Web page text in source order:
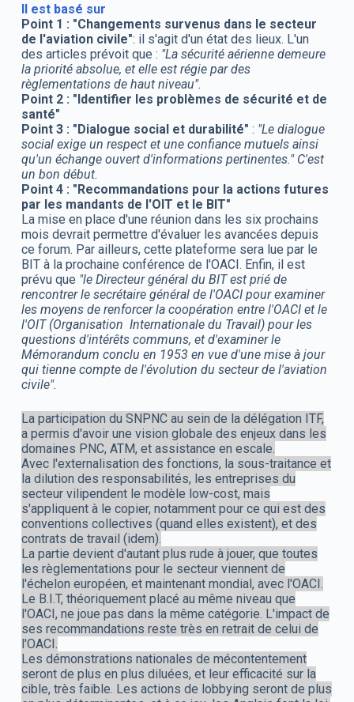
Il est basé sur
Point 1 : "Changements survenus dans le secteur
de l'aviation civile": il s'agit d'un état des lieux. L'un
des articles prévoit que : "La sécurité aérienne demeure
la priorité absolue, et elle est régie par des
règlementations de haut niveau".
Point 2 : "Identifier les problèmes de sécurité et de
santé"
Point 3 : "Dialogue social et durabilité" : "Le dialogue
social exige un respect et une confiance mutuels ainsi
qu'un échange ouvert d'informations pertinentes." C'est
un bon début.
Point 4 : "Recommandations pour la actions futures
par les mandants de l'OIT et le BIT"
La mise en place d'une réunion dans les six prochains
mois devrait permettre d'évaluer les avancées depuis
ce forum. Par ailleurs, cette plateforme sera lue par le
BIT à la prochaine conférence de l'OACI. Enfin, il est
prévu que "le Directeur général du BIT est prié de
rencontrer le secrétaire général de l'OACI pour examiner
les moyens de renforcer la coopération entre l'OACI et le
l'OIT (Organisation Internationale du Travail) pour les
questions d'intérêts communs, et d'examiner le
Mémorandum conclu en 1953 en vue d'une mise à jour
qui tienne compte de l'évolution du secteur de l'aviation
civile".
La participation du SNPNC au sein de la délégation ITF,
a permis d'avoir une vision globale des enjeux dans les
domaines PNC, ATM, et assistance en escale.
Avec l'externalisation des fonctions, la sous-traitance et
la dilution des responsabilités, les entreprises du
secteur vilipendent le modèle low-cost, mais
s'appliquent à le copier, notamment pour ce qui est des
conventions collectives (quand elles existent), et des
contrats de travail (idem).
La partie devient d'autant plus rude à jouer, que toutes
les règlementations pour le secteur viennent de
l'échelon européen, et maintenant mondial, avec l'OACI.
Le B.I.T, théoriquement placé au même niveau que
l'OACI, ne joue pas dans la même catégorie. L'impact de
ses recommandations reste très en retrait de celui de
l'OACI.
Les démonstrations nationales de mécontentement
seront de plus en plus diluées, et leur efficacité sur la
cible, très faible. Les actions de lobbying seront de plus